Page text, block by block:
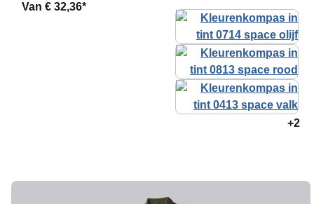
Van € 32,36*
+2